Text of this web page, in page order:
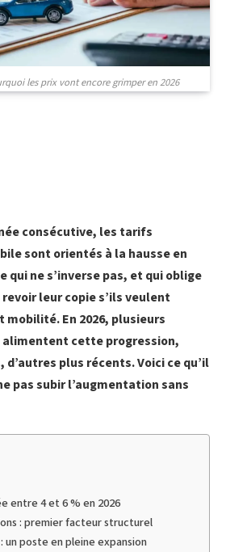
les prix vont encore grimper en 2026
consécutive, les tarifs
sont orientés à la hausse en
qui ne s’inverse pas, et qui oblige
leur copie s’ils veulent
En 2026, plusieurs
cette progression,
plus récents. Voici ce qu’il
pas subir l’augmentation sans
entre 4 et 6 % en 2026
: premier facteur structurel
un poste en pleine expansion